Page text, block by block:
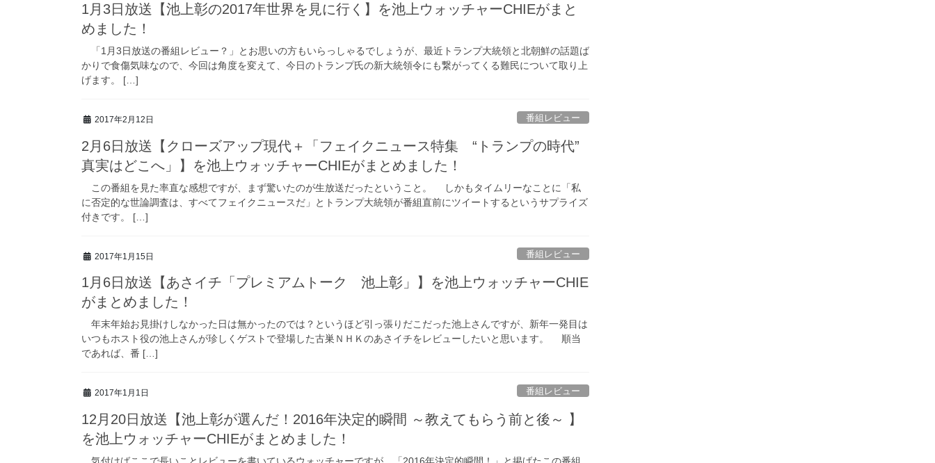
1月3日放送【池上彰の2017年世界を見に行く】を池上ウォッチャーCHIEがまと
めました！
「1月3日放送の番組レビュー？」とお思いの方もいらっしゃるでしょうが、最近トランプ大統領と北朝鮮の話題ば
かりで食傷気味なので、今回は角度を変えて、今日のトランプ氏の新大統領令にも繋がってくる難民について取り上
げます。 […]
2017年2月12日 番組レビュー
2月6日放送【クローズアップ現代＋「フェイクニュース特集 “トランプの時代”
真実はどこへ」】を池上ウォッチャーCHIEがまとめました！
この番組を見た率直な感想ですが、まず驚いたのが生放送だったということ。 しかもタイムリーなことに「私
に否定的な世論調査は、すべてフェイクニュースだ」とトランプ大統領が番組直前にツイートするというサプライズ
付きです。 […]
2017年1月15日 番組レビュー
1月6日放送【あさイチ「プレミアムトーク 池上彰」】を池上ウォッチャーCHIE
がまとめました！
年末年始お見掛けしなかった日は無かったのでは？というほど引っ張りだこだった池上さんですが、新年一発目は
いつもホスト役の池上さんが珍しくゲストで登場した古巣ＮＨＫのあさイチをレビューしたいと思います。 順当
であれば、番 […]
2017年1月1日 番組レビュー
12月20日放送【池上彰が選んだ！2016年決定的瞬間 ～教えてもらう前と後～ 】
を池上ウォッチャーCHIEがまとめました！